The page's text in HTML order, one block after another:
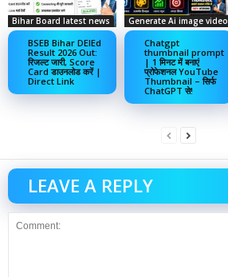
Bihar Board latest news
BSEB Bihar DElEd
Result 2026 Out:
रिजल्ट जारी, Score
Card डाउनलोड करें |
Direct Link
Generate Ai image video
Chatgpt
thumbnail prompt
| 1 मिनट में बनाएं
प्रोफेशनल YouTube
Thumbnail – सिर्फ
ChatGPT से!
LEAVE A REPLY